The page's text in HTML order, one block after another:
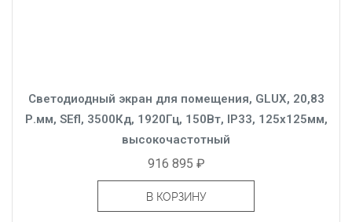
Светодиодный экран для помещения, GLUX, 20,83
Р.мм, SEfl, 3500Кд, 1920Гц, 150Вт, IP33, 125x125мм,
высокочастотный
916 895 ₽
В КОРЗИНУ